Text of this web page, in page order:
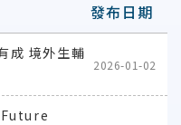
發布日期
成 境外生輔
2026-01-02
Future